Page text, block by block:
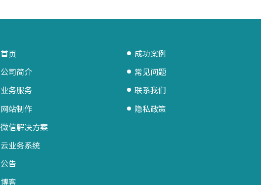
首页
公司简介
业务服务
网站制作
微信解决方案
云业务系统
公告
博客
成功案例
常见问题
联系我们
隐私政策